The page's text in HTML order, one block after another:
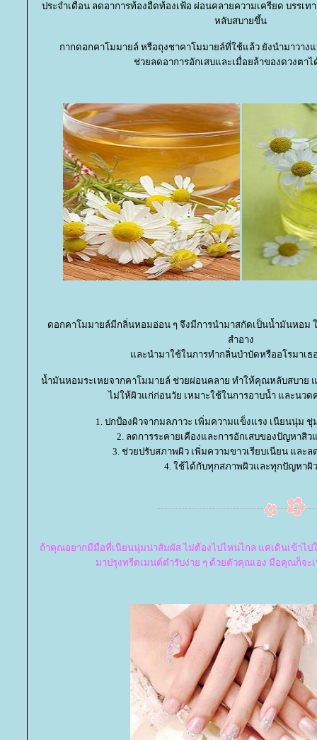
ประจำเดือน ลดอาการท้องอืดท้องเฟ้อ ผ่อนคลายความเครียด บรรเท
หลับสบายขึ้น
กากดอกคาโมมายล์ หรือถุงชาคาโมมายล์ที่ใช้แล้ว ยังนำมาวาง
ช่วยลดอาการอักเสบและเมื่อยล้าของดวงตา
ดอกคาโมมายล์มีกลิ่นหอมอ่อน ๆ จึงมีการนำมาสกัดเป็นน้ำมันหอม
สำอาง
ละนำมาใช้ในการทำกลิ่นบำบัดหรืออโรมาเ
น้ำมันหอมระเหยจากคาโมมายล์ ช่วยผ่อนคลาย ทำให้คุณหลับสบาย
ไม่ให้ผิวแก่ก่อนวัย เหมาะใช้ในการอาบน้ำ และนวด
1. ปกป้องผิวจากมลภาวะ เพิ่มความแข็งแรง เนียนนุ่ม
2. ลดการระคายเคืองและการอักเสบของปัญหาสิ
3. ช่วยปรับสภาพผิว เพิ่มความขาวเรียบเนียน และล
4. ใช้ได้กับทุกสภาพผิวและทุกปัญหาผิว
ถ้าคุณอยากมีมือที่เนียนนุ่มน่าสัมผัส ไม่ต้องไปไหนไกล แค่เดินเข้าไป
มาปรุงทรีตเมนต์ตำรับง่าย ๆ ด้วยตัวคุณเอง มือคุณก็จะ